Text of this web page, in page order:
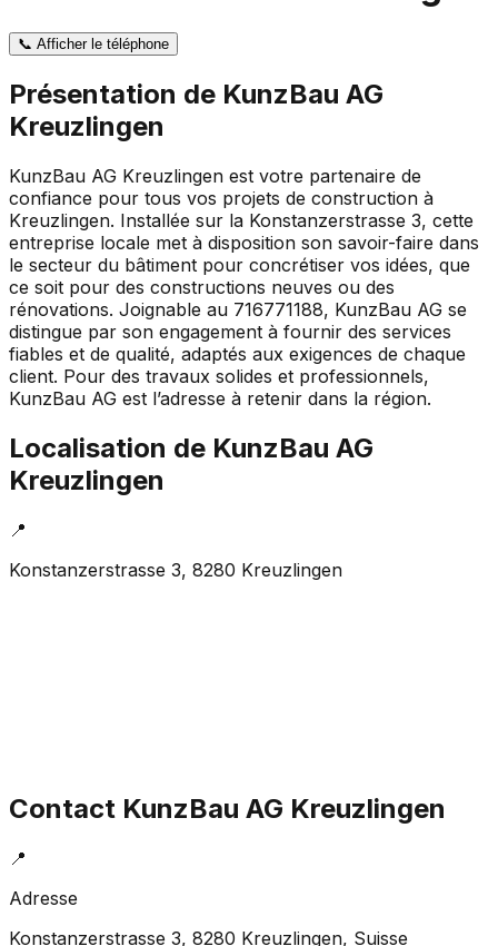
📞 Afficher le téléphone
Présentation de KunzBau AG
Kreuzlingen
KunzBau AG Kreuzlingen est votre partenaire de
confiance pour tous vos projets de construction à
Kreuzlingen. Installée sur la Konstanzerstrasse 3, cette
entreprise locale met à disposition son savoir-faire dans
le secteur du bâtiment pour concrétiser vos idées, que
ce soit pour des constructions neuves ou des
rénovations. Joignable au 716771188, KunzBau AG se
distingue par son engagement à fournir des services
fiables et de qualité, adaptés aux exigences de chaque
client. Pour des travaux solides et professionnels,
KunzBau AG est l’adresse à retenir dans la région.
Localisation de KunzBau AG
Kreuzlingen
📍
Konstanzerstrasse 3, 8280 Kreuzlingen
Contact KunzBau AG Kreuzlingen
📍
Adresse
Konstanzerstrasse 3, 8280 Kreuzlingen, Suisse